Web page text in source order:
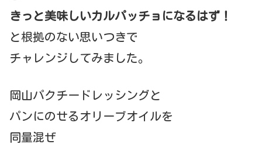
きっと美味しいカルパッチョになるはず！
と根拠のない思いつきで
チャレンジしてみました。
岡山パクチードレッシングと
パンにのせるオリーブオイルを
同量混ぜ